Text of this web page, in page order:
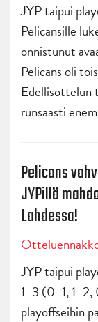
JYP taipui
Pelicansille
onnistunut
Pelicans oli
Edellisottelun
runsaasti
Pelicans
JYPillä
Lahdessa!
JYP taipui
1–3 (0–1,
playoffseihin